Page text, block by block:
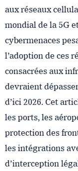
aux réseaux
mondial de la 5G
cybermenaces
l’adoption de ces
consacrées aux
devraient
d’ici 2026. Cet
les ports, les
protection des
les intégrations
d’interception